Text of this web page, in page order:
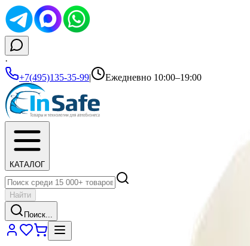
·
+7(495)135-35-99| Ежедневно 10:00–19:00
КАТАЛОГ
Найти
Поиск...